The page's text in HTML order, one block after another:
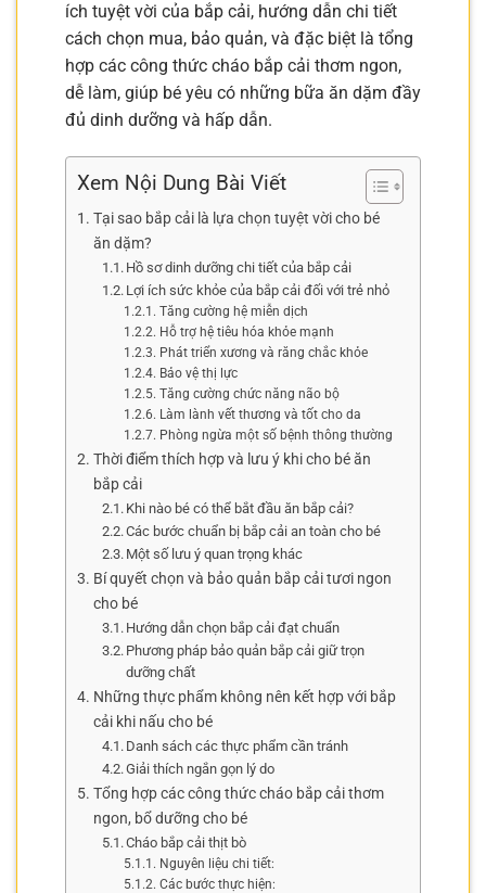
ích tuyệt vời của bắp cải, hướng dẫn chi tiết
cách chọn mua, bảo quản, và đặc biệt là tổng
hợp các công thức cháo bắp cải thơm ngon,
dễ làm, giúp bé yêu có những bữa ăn dặm đầy
đủ dinh dưỡng và hấp dẫn.
Xem Nội Dung Bài Viết
Tại sao bắp cải là lựa chọn tuyệt vời cho bé
ăn dặm?
Hồ sơ dinh dưỡng chi tiết của bắp cải
Lợi ích sức khỏe của bắp cải đối với trẻ nhỏ
Tăng cường hệ miễn dịch
Hỗ trợ hệ tiêu hóa khỏe mạnh
Phát triển xương và răng chắc khỏe
Bảo vệ thị lực
Tăng cường chức năng não bộ
Làm lành vết thương và tốt cho da
Phòng ngừa một số bệnh thông thường
Thời điểm thích hợp và lưu ý khi cho bé ăn
bắp cải
Khi nào bé có thể bắt đầu ăn bắp cải?
Các bước chuẩn bị bắp cải an toàn cho bé
Một số lưu ý quan trọng khác
Bí quyết chọn và bảo quản bắp cải tươi ngon
cho bé
Hướng dẫn chọn bắp cải đạt chuẩn
Phương pháp bảo quản bắp cải giữ trọn
dưỡng chất
Những thực phẩm không nên kết hợp với bắp
cải khi nấu cho bé
Danh sách các thực phẩm cần tránh
Giải thích ngắn gọn lý do
Tổng hợp các công thức cháo bắp cải thơm
ngon, bổ dưỡng cho bé
Cháo bắp cải thịt bò
Nguyên liệu chi tiết:
Các bước thực hiện: